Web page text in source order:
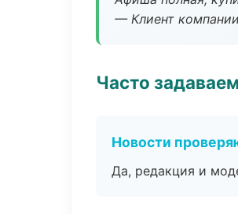
— Клиент компании
Часто
Новости
Да, редакция и